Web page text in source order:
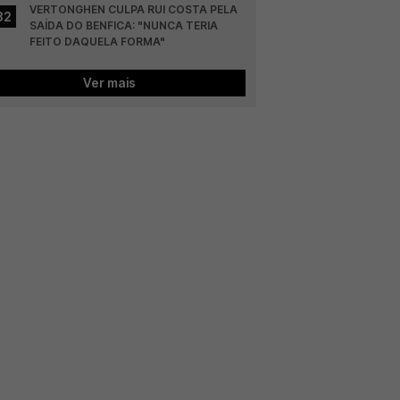
VERTONGHEN CULPA RUI COSTA PELA
SAÍDA DO BENFICA: "NUNCA TERIA
FEITO DAQUELA FORMA"
Ver mais